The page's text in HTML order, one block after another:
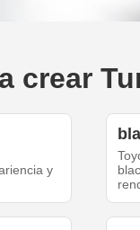
crear
y